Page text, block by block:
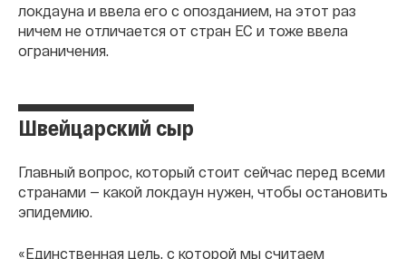
локдауна и ввела его с опозданием, на этот раз
ничем не отличается от стран ЕС и тоже ввела
ограничения.
Швейцарский сыр
Главный вопрос, который стоит сейчас перед всеми
странами — какой локдаун нужен, чтобы остановить
эпидемию.
«Единственная цель, с которой мы считаем